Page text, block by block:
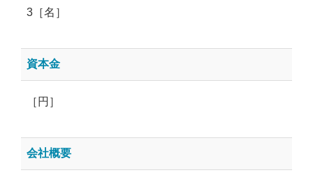
3［名］
資本金
［円］
会社概要